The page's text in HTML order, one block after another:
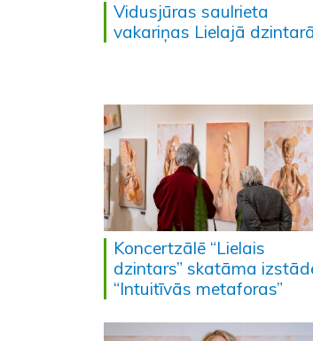
Vidusjūras saulrieta
vakariņas Lielajā dzintarā
Koncertzālē “Lielais
dzintars” skatāma
“Intuitīvās metaforas”